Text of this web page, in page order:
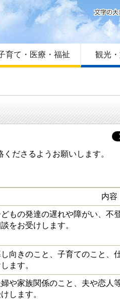
じめての方へ
language
イトマップ
育て・医療・福祉 観光
ださるようお願いします。
内容
もの発達の遅れや障がい、不
をお受けします。
向きのこと、子育てのこと、
ます。
婦や家族関係のこと、夫や恋人
します。